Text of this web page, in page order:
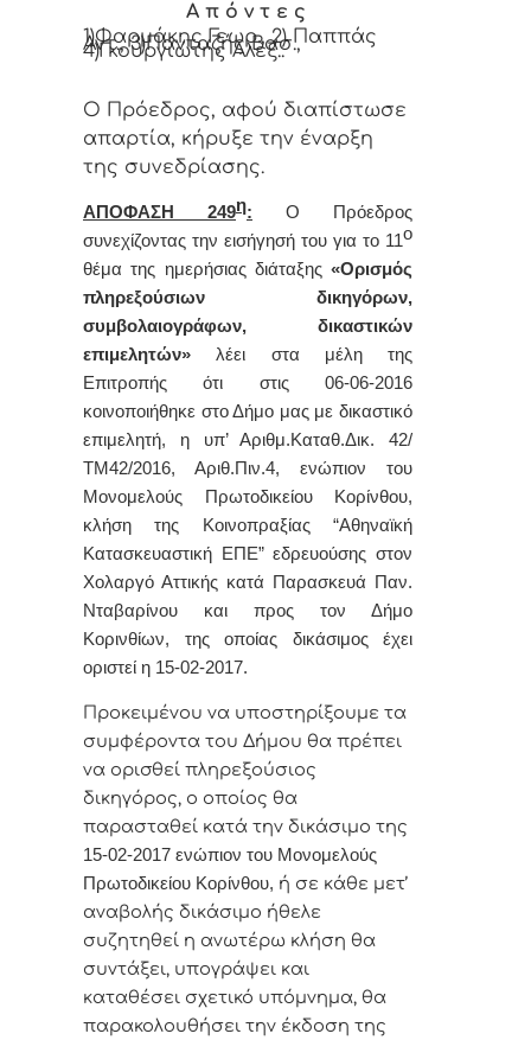
Α π ό ν τ ε ς
1)Φαρμάκης Γεωρ., 2) Παππάς
Αντ., 3)Πανταζής Βασ.,
4)Γκουργιώτης Αλεξ..
Ο Πρόεδρος, αφού διαπίστωσε
απαρτία, κήρυξε την έναρξη
της συνεδρίασης.
ΑΠΟΦΑΣΗ 249η: Ο Πρόεδρος
συνεχίζοντας την εισήγησή του για το 11ο
θέμα της ημερήσιας διάταξης «Ορισμός
πληρεξούσιων δικηγόρων,
συμβολαιογράφων, δικαστικών
επιμελητών»λέει στα μέλη της
Επιτροπής ότι στις 06-06-2016
κοινοποιήθηκε στο Δήμο μας με δικαστικό
επιμελητή, η υπ’ Αριθμ.Καταθ.Δικ. 42/
ΤΜ42/2016, Αριθ.Πιν.4, ενώπιον του
Μονομελούς Πρωτοδικείου Κορίνθου,
κλήση της Κοινοπραξίας “Αθηναϊκή
Κατασκευαστική ΕΠΕ” εδρευούσης στον
Χολαργό Αττικής κατά Παρασκευά Παν.
Νταβαρίνου και προς τον Δήμο
Κορινθίων, της οποίας δικάσιμος έχει
οριστεί η 15-02-2017.
Προκειμένου να υποστηρίξουμε τα
συμφέροντα του Δήμου θα πρέπει
να ορισθεί πληρεξούσιος
δικηγόρος, ο οποίος θα
παρασταθεί κατά την δικάσιμο της
15-02-2017 ενώπιον του Μονομελούς
Πρωτοδικείου Κορίνθου, ή σε κάθε μετ’
αναβολής δικάσιμο ήθελε
συζητηθεί η ανωτέρω κλήση θα
συντάξει, υπογράψει και
καταθέσει σχετικό υπόμνημα, θα
παρακολουθήσει την έκδοση της